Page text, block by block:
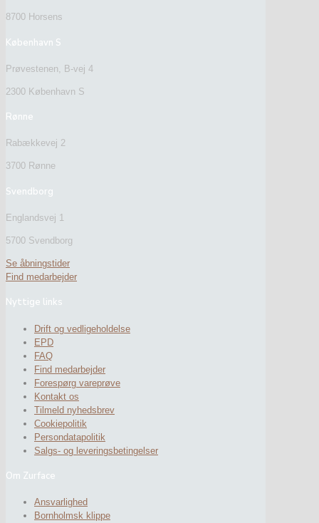
8700 Horsens
København S
Prøvestenen, B-vej 4
2300 København S
Rønne
Rabækkevej 2
3700 Rønne
Svendborg
Englandsvej 1
5700 Svendborg
Se åbningstider
Find medarbejder
Nyttige links
Drift og vedligeholdelse
EPD
FAQ
Find medarbejder
Forespørg vareprøve
Kontakt os
Tilmeld nyhedsbrev
Cookiepolitik
Persondatapolitik
Salgs- og leveringsbetingelser
Om Zurface
Ansvarlighed
Bornholmsk klippe